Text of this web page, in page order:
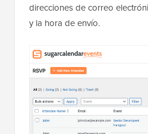
direcciones de correo
y la hora de envío.